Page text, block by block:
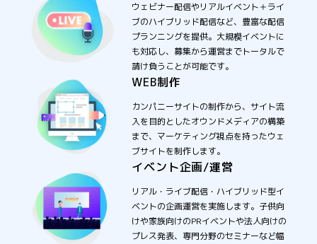
ウェビナー配信やリアルイベント＋ライ
ブのハイブリッド配信など、豊富な配信
プランニングを提供。大規模イベントに
も対応し、募集から運営までトータルで
請け負うことが可能です。
WEB制作
カンパニーサイトの制作から、サイト流
入を目的としたオウンドメディアの構築
まで、マーケティング視点を持ったウェ
ブサイトを制作します。
イベント企画/運営
リアル・ライブ配信・ハイブリッド型イ
ベントの企画運営を実施します。子供向
けや家族向けのPRイベントや法人向けの
プレス発表、専門分野のセミナーなど幅